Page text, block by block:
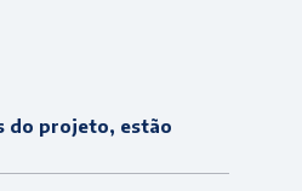
do projeto, estão